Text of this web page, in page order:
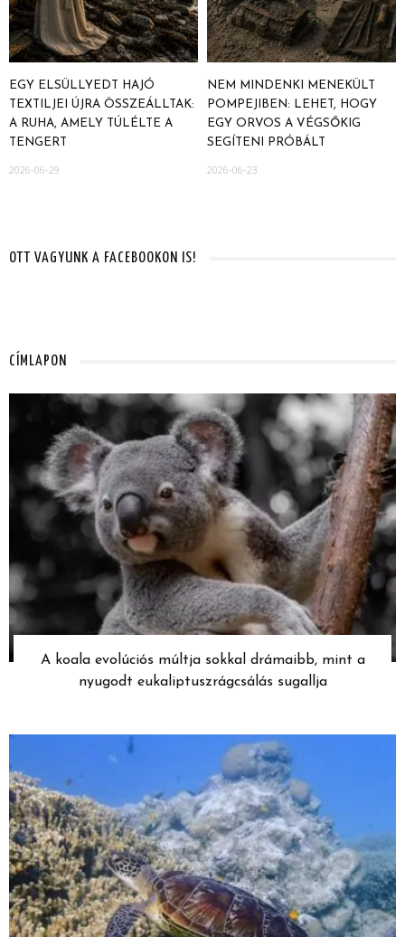
EGY ELSÜLLYEDT HAJÓ
TEXTILJEI ÚJRA ÖSSZEÁLLTAK:
A RUHA, AMELY TÚLÉLTE A
TENGERT
2026-06-29
NEM MINDENKI MENEKÜLT
POMPEJIBEN: LEHET, HOGY
EGY ORVOS A VÉGSŐKIG
SEGÍTENI PRÓBÁLT
2026-06-23
OTT VAGYUNK A FACEBOOKON IS!
CÍMLAPON
A koala evolúciós múltja sokkal drámaibb, mint a
nyugodt eukaliptuszrágcsálás sugallja